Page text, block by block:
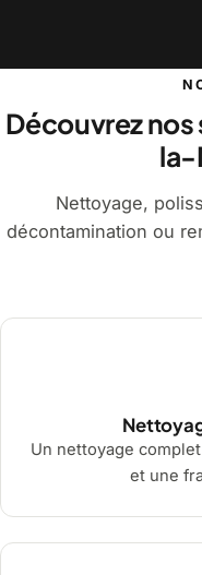
Découvrez
la-
Nettoyage,
décontamination ou
Un nettoyage
et une